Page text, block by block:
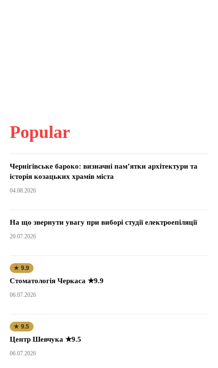
Popular
Чернігівське бароко: визначні пам’ятки архітектури та
історія козацьких храмів міста
04.08.2026
На що звернути увагу при виборі студії електроепіляції
20.07.2026
★ 9.9
Стоматологія Черкаса ★9.9
06.07.2026
★ 9.5
Центр Шевчука ★9.5
06.07.2026